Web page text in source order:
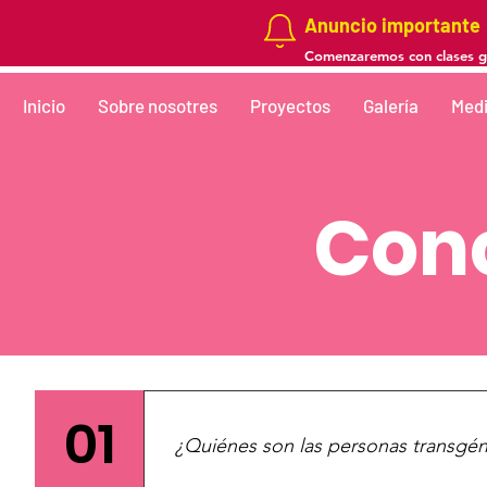
Anuncio importante
Comenzaremos con
Inicio Sobre nosotres Proyectos Galería
01 ¿Quiénes son las personas